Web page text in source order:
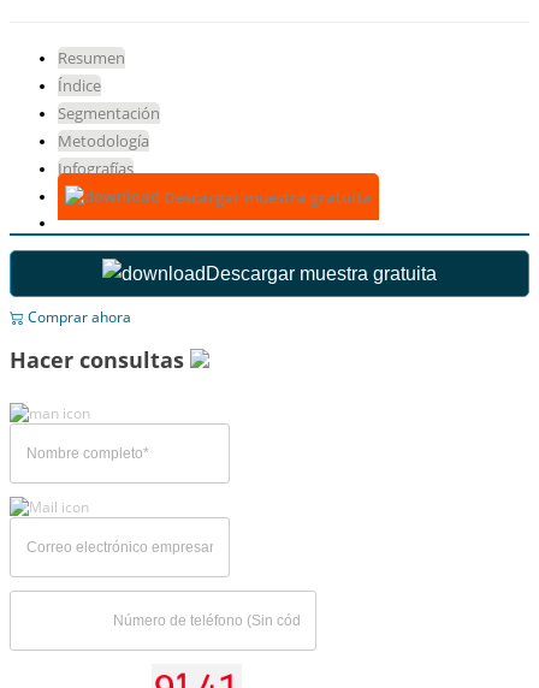
Resumen
Índice
Segmentación
Metodología
Infografías
Descargar muestra gratuita
Descargar muestra gratuita
Comprar ahora
Hacer consultas